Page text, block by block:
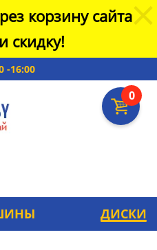
корзину сайта
скидку!
-16:00
0
ДИСКИ